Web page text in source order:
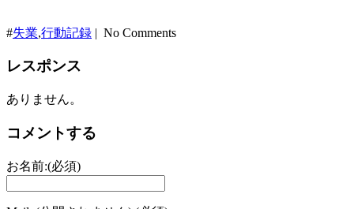
#失業,行動記録 | No Comments
レスポンス
ありません。
コメントする
お名前:(必須)